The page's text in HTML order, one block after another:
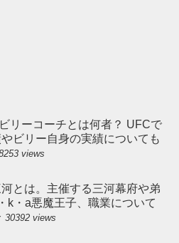
リーコーチとは何者？ UFCで
ビリー自身の実績についても
views
河とは。主催する三河幕府や弟
k・a悪魔王子、職業について
30392 views